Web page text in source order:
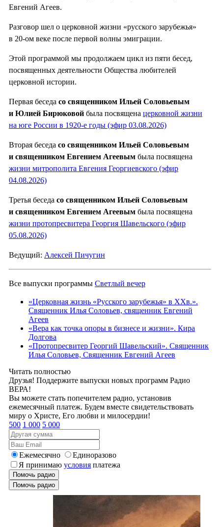
Евгений Агеев.
Разговор шел о церковной жизни «русского зарубежья»
в 20-ом веке после первой волны эмиграции.
Этой программой мы продолжаем цикл из пяти бесед,
посвященных деятельности Общества любителей
церковной истории.
Первая беседа со священником Ильей Соловьевым
и Юлией Бирюковой была посвящена церковной жизни
на юге России в 1920-е годы (эфир 03.08.2026)
Вторая беседа со священником Ильей Соловьевым
и священником Евгением Агеевым была посвящена
жизни митрополита Евгения Георгиевского (эфир
04.08.2026)
Третья беседа со священником Ильей Соловьевым
и священником Евгением Агеевым была посвящена
жизни протопресвитера Георгия Шавельского (эфир
05.08.2026)
Ведущий: Алексей Пичугин
Все выпуски программы Светлый вечер
«Церковная жизнь «Русского зарубежья» в ХХв.».
Священник Илья Соловьев, священник Евгений
Агеев
«Вера как точка опоры в бизнесе и жизни». Кира
Долгова
«Протопресвитер Георгий Шавельский». Священник
Илья Соловьев, Священник Евгений Агеев
Читать полностью
Друзья! Поддержите выпуски новых программ Радио
ВЕРА!
Вы можете стать попечителем радио, установив
ежемесячный платеж. Будем вместе свидетельствовать
миру о Христе, Его любви и милосердии!
500 1 000 5 000
Ежемесячно
Единоразово
Я принимаю условия платежа
Помочь радио
Помочь радио